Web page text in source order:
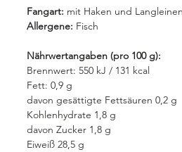
Fangart: mit Haken und
Allergene: Fisch
Nährwertangaben (pro 100 g):
Brennwert: 550 kJ / 131 kcal
Fett: 0,9 g
davon gesättigte Fettsäuren 0,2 g
Kohlenhydrate 1,8 g
davon Zucker 1,8 g
Eiweiß 28,5 g